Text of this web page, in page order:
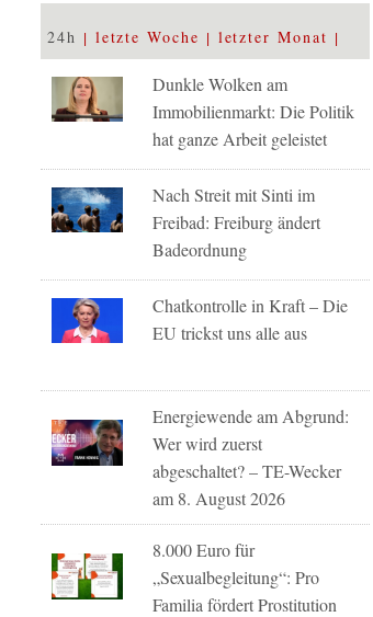
24h letzte Woche letzter Monat
Dunkle Wolken am
Immobilienmarkt: Die Politik
hat ganze Arbeit geleistet
Nach Streit mit Sinti im
Freibad: Freiburg ändert
Badeordnung
Chatkontrolle in Kraft – Die
EU trickst uns alle aus
Energiewende am Abgrund:
Wer wird zuerst
abgeschaltet? – TE-Wecker
am 8. August 2026
8.000 Euro für
„Sexualbegleitung“: Pro
Familia fördert Prostitution